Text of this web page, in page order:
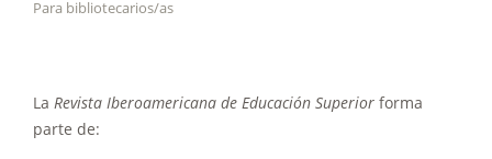
Para bibliotecarios/as
La Revista Iberoamericana de Educación Superior forma
parte de: